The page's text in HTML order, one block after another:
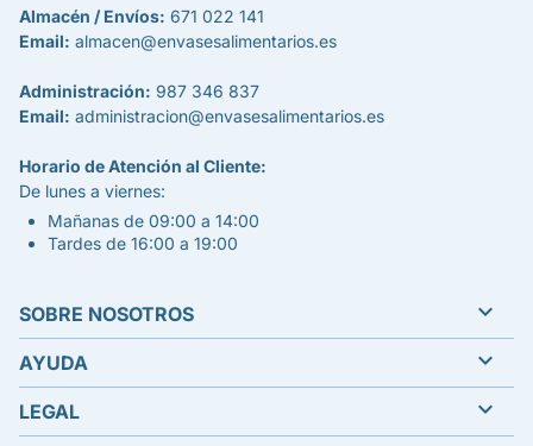
Almacén / Envíos: 671 022 141
Email: almacen@envasesalimentarios.es
Administración: 987 346 837
Email: administracion@envasesalimentarios.es
Horario de Atención al Cliente:
De lunes a viernes:
Mañanas de 09:00 a 14:00
Tardes de 16:00 a 19:00
SOBRE NOSOTROS 
AYUDA 
LEGAL 